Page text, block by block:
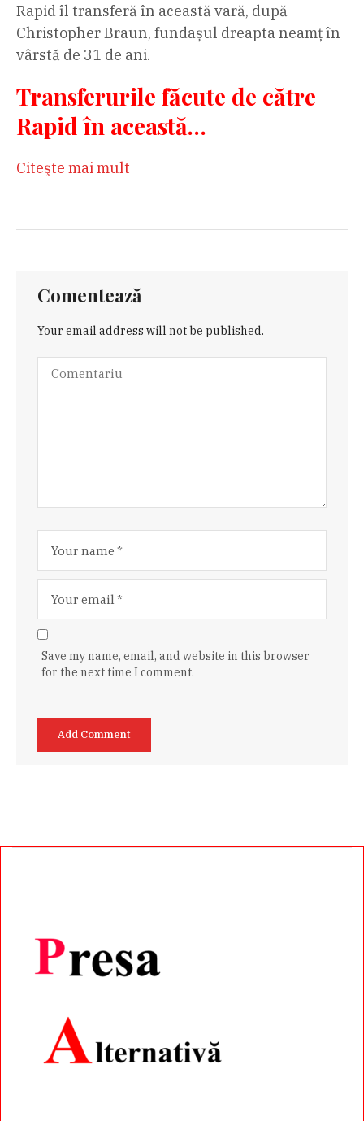
Rapid îl transferă în această vară, după
Christopher Braun, fundașul dreapta neamț în
vârstă de 31 de ani.
Transferurile făcute de către
Rapid în această…
Citeşte mai mult
Comentează
Your email address will not be published.
Save my name, email, and website in this browser
for the next time I comment.